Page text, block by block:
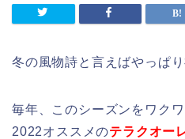
冬の風物詩と言えばやっぱ
毎年、このシーズンをワク
2022オススメのテラクオー